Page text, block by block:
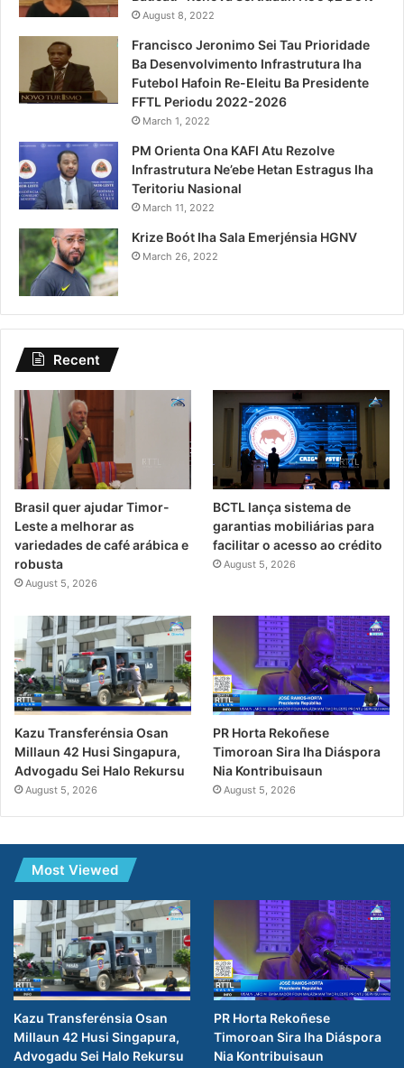
August 8, 2022
Francisco Jeronimo Sei Tau Prioridade
Ba Desenvolvimento Infrastrutura Iha
Futebol Hafoin Re-Eleitu Ba Presidente
FFTL Periodu 2022-2026
March 1, 2022
PM Orienta Ona KAFI Atu Rezolve
Infrastrutura Ne’ebe Hetan Estragus Iha
Teritoriu Nasional
March 11, 2022
Krize Boót Iha Sala Emerjénsia HGNV
March 26, 2022
Recent
Brasil quer ajudar Timor-
Leste a melhorar as
variedades de café arábica e
robusta
August 5, 2026
BCTL lança sistema de
garantias mobiliárias para
facilitar o acesso ao crédito
August 5, 2026
Kazu Transferénsia Osan
Millaun 42 Husi Singapura,
Advogadu Sei Halo Rekursu
August 5, 2026
PR Horta Rekoñese
Timoroan Sira Iha Diáspora
Nia Kontribuisaun
August 5, 2026
Most Viewed
Kazu Transferénsia Osan
Millaun 42 Husi Singapura,
Advogadu Sei Halo Rekursu
PR Horta Rekoñese
Timoroan Sira Iha Diáspora
Nia Kontribuisaun